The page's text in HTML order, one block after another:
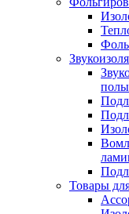
полы
Товары